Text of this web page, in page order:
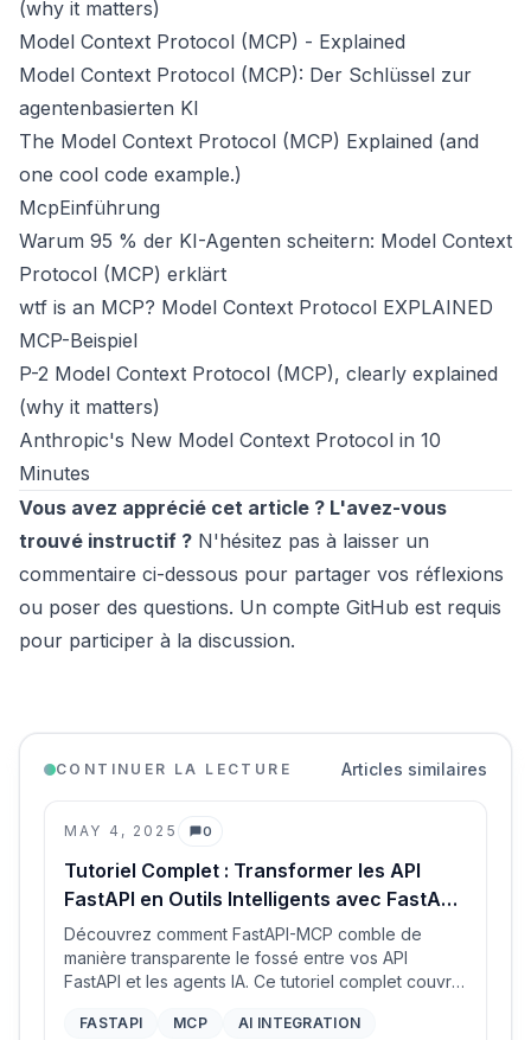
(why it matters)
Model Context Protocol (MCP) - Explained
Model Context Protocol (MCP): Der Schlüssel zur
agentenbasierten KI
The Model Context Protocol (MCP) Explained (and
one cool code example.)
McpEinführung
Warum 95 % der KI-Agenten scheitern: Model Context
Protocol (MCP) erklärt
wtf is an MCP? Model Context Protocol EXPLAINED
MCP-Beispiel
P-2 Model Context Protocol (MCP), clearly explained
(why it matters)
Anthropic's New Model Context Protocol in 10
Minutes
Vous avez apprécié cet article ? L'avez-vous
trouvé instructif ? N'hésitez pas à laisser un
commentaire ci-dessous pour partager vos réflexions
ou poser des questions. Un compte GitHub est requis
pour participer à la discussion.
CONTINUER LA LECTURE Articles similaires
MAY 4, 2025 0
Commentaires
Tutoriel Complet : Transformer les API
FastAPI en Outils Intelligents avec FastAPI-
MCP
Découvrez comment FastAPI-MCP comble de
manière transparente le fossé entre vos API
FastAPI et les agents IA. Ce tutoriel complet couvre
cas d'utilisation réels, vous permettant de créer
FASTAPI MCP AI INTEGRATION